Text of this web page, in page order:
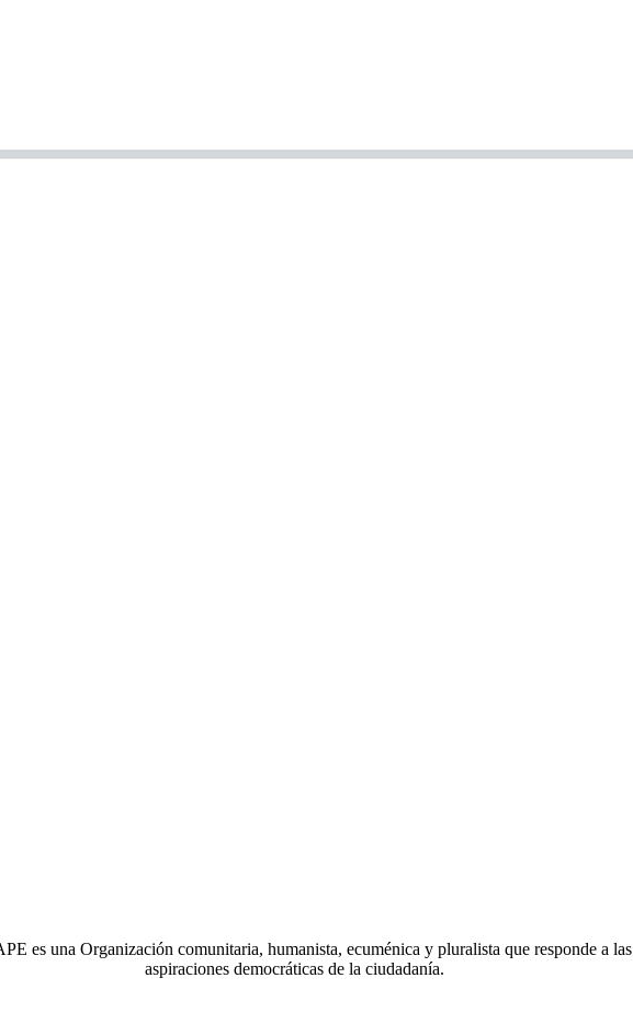
es una Organización comunitaria, humanista, ecuménica y pluralista que responde a las
aspiraciones democráticas de la ciudadanía.